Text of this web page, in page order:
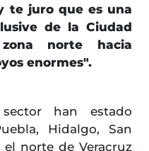
te juro que es una
de la Ciudad
norte hacia
enormes".
han estado
Hidalgo, San
norte de Veracruz